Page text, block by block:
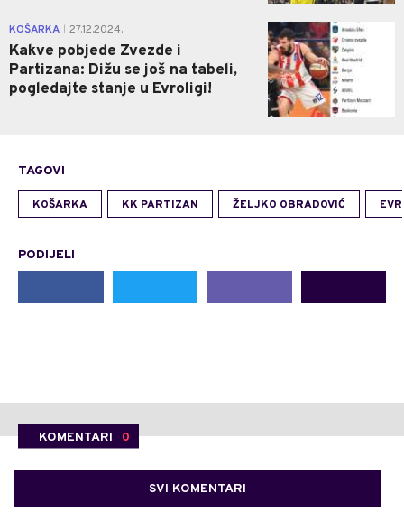
KOŠARKA 27.12.2024.
Kakve pobjede Zvezde i
Partizana: Dižu se još na tabeli,
pogledajte stanje u Evroligi!
TAGOVI
KOŠARKA KK PARTIZAN ŽELJKO OBRADOVIĆ
PODIJELI
KOMENTARI 0
SVI KOMENTARI